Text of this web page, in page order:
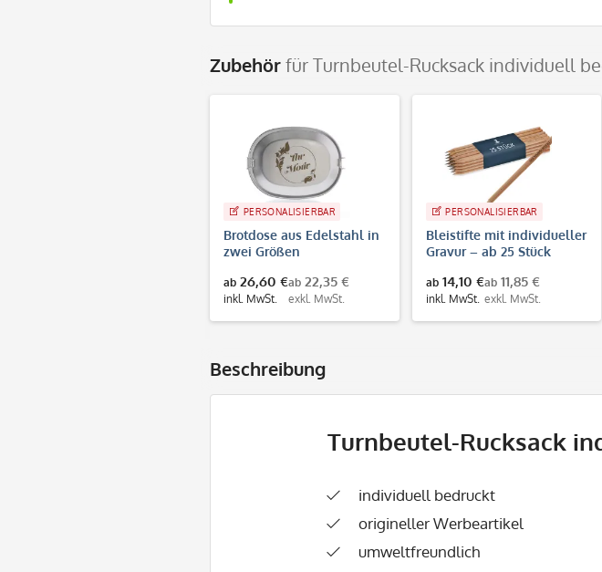
Zubehörfür Turnbeutel-Rucksack individuell
PERSONALISIERBAR
Brotdose aus Edelstahl in
zwei Größen
ab 26,60 €
inkl. MwSt.
ab 22,35 €
exkl. MwSt.
PERSONALISIERBAR
Bleistifte mit individueller
Gravur – ab 25 Stück
ab14,10 €
inkl. MwSt.
ab11,85 €
exkl. MwSt.
Beschreibung
Turnbeutel-Rucksack
individuell bedruckt
origineller Werbeartikel
umweltfreundlich